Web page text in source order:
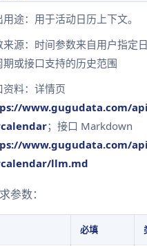
用途：用于活动日历上下文。
来源：时间参数来自用户指定
期或接口支持的历史范围
资料：详情页
www.gugudata.com/
；接口 Markdown
www.gugudata.com/
llm.md
参数：
必填